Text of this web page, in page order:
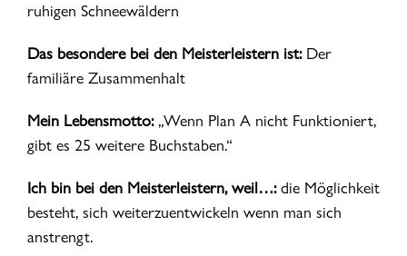
ruhigen Schneewäldern
Das besondere bei den Meisterleistern ist:Der
familiäre Zusammenhalt
Mein Lebensmotto:„Wenn Plan A nicht Funktioniert,
gibt es 25 weitere Buchstaben.“
Ich bin bei den Meisterleistern, weil…:die Möglichkeit
besteht, sich weiterzuentwickeln wenn man sich
anstrengt.